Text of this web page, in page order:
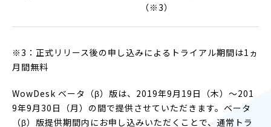
（※3）
※3：正式リリース後の申し込みによるトライアル期間は1ヵ
月間無料
WowDesk ベータ（β）版は、2019年9月19日（木）〜201
9年9月30日（月）の間で提供させていただきます。ベータ
（β）版提供期間内にお申し込みいただくことで、通常トラ